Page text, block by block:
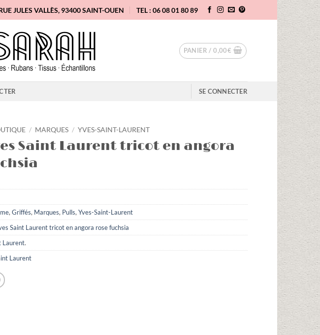
JULES VALLÈS, 93400 SAINT-OUEN TEL : 06 08 01 80 89
PANIER /0,00€
SE CONNECTER
/ MARQUES / YVES-SAINT-LAURENT
Saint Laurent tricot en angora
, Griffés, Marques, Pulls, Yves-Saint-Laurent
Saint Laurent tricot en angora rose fuchsia
Laurent.
Laurent